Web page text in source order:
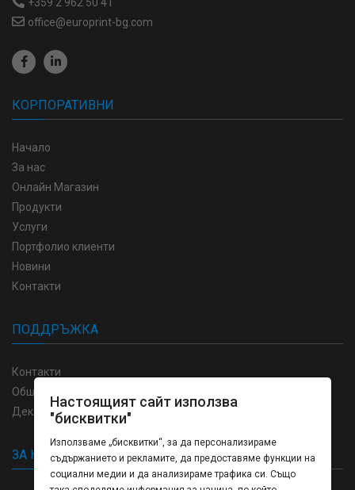
+359 2 962 50 41
office@europrint-bg.com
КОРПОРАТИВНИ
Начало
За нас
Онлайн Магазин
Продукти
Услуги
Портфолио клиенти
Новини
Контакти
ПОДДРЪЖКА
Контакти
Общи условия
Декларация за поверителност
ЗА НАС
Настоящият сайт използва
"бисквитки"
Използваме „бисквитки“, за да персонализираме
съдържанието и рекламите, да предоставяме функции на
социални медии и да анализираме трафика си. Също